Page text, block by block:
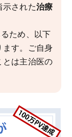
された治療
ため、以下
す。ご自身
は主治医の